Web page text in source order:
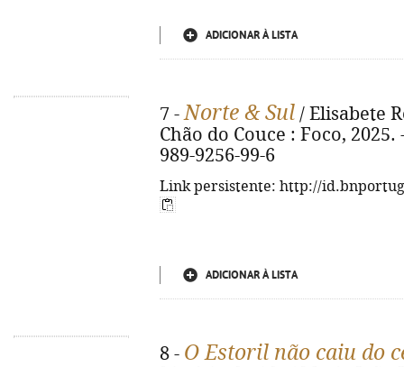
ADICIONAR À LISTA
7 -Norte & Sul / Elisabete
Chão do Couce : Foco, 2025.
989-9256-99-6
Link persistente: http://
ADICIONAR À LISTA
8 - O Estoril não caiu do